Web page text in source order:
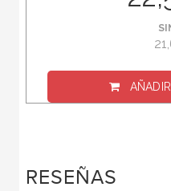
RESEÑAS